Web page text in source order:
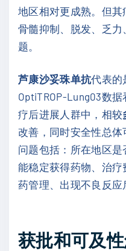
地区相对更成熟。但
骨髓抑制、脱发、乏
题。
芦康沙妥珠单抗代表的
OptiTROP-Lung03数据
疗后进展人群中，相较
改善，同时安全性总
问题包括：所在地区
能稳定获得药物、治
药管理、出现不良反应
获批和可及